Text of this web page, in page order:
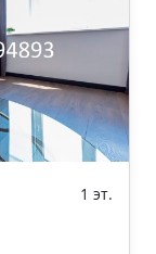
1 эт.